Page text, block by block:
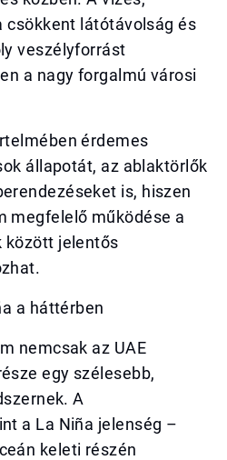
csökkent látótávolság és
veszélyforrást
a nagy forgalmú városi
érdemes
állapotát, az ablaktörlők
is, hiszen
megfelelő működése a
között jelentős
a háttérben
nemcsak az UAE
egy szélesebb,
A
a La Niña jelenség –
keleti részén